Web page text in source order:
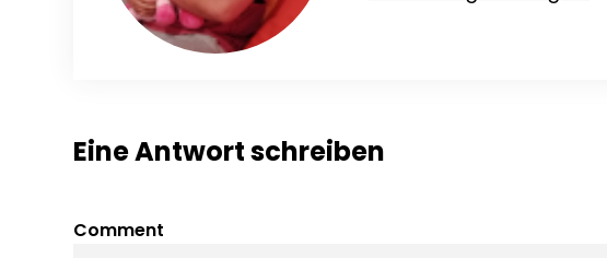
Eine Antwort schreiben
Comment